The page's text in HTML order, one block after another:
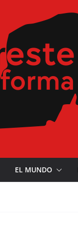
EL MUNDO